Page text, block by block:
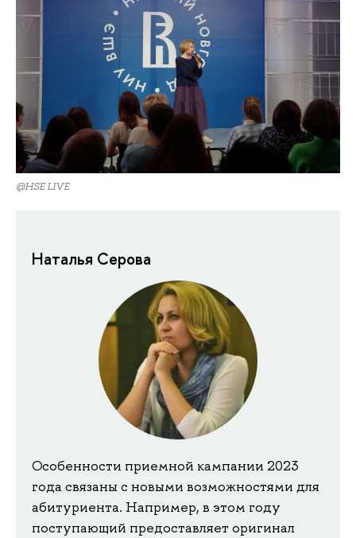
@HSE LIVE
Наталья Серова
Особенности приемной кампании 2023
года связаны с новыми возможностями для
абитуриента. Например, в этом году
поступающий предоставляет оригинал